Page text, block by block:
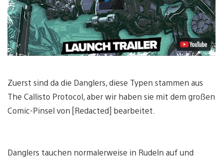
abspielen
Zuerst sind da die Danglers, diese Typen stammen aus
The Callisto Protocol, aber wir haben sie mit dem großen
Comic-Pinsel von [Redacted] bearbeitet.
Danglers tauchen normalerweise in Rudeln auf und